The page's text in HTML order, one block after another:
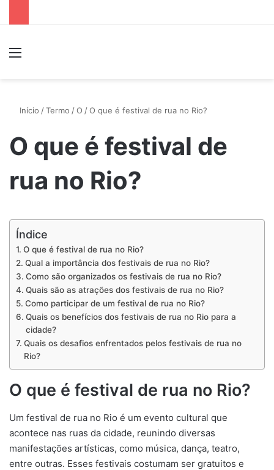
Início /Termo /O /O que é festival de rua no Rio?
O que é festival de
rua no Rio?
Índice
O que é festival de rua no Rio?
Qual a importância dos festivais de rua no Rio?
Como são organizados os festivais de rua no Rio?
Quais são as atrações dos festivais de rua no Rio?
Como participar de um festival de rua no Rio?
Quais os benefícios dos festivais de rua no Rio para a
cidade?
Quais os desafios enfrentados pelos festivais de rua no
Rio?
O que é festival de rua no Rio?
Um festival de rua no Rio é um evento cultural que
acontece nas ruas da cidade, reunindo diversas
manifestações artísticas, como música, dança, teatro,
entre outras. Esses festivais costumam ser gratuitos e